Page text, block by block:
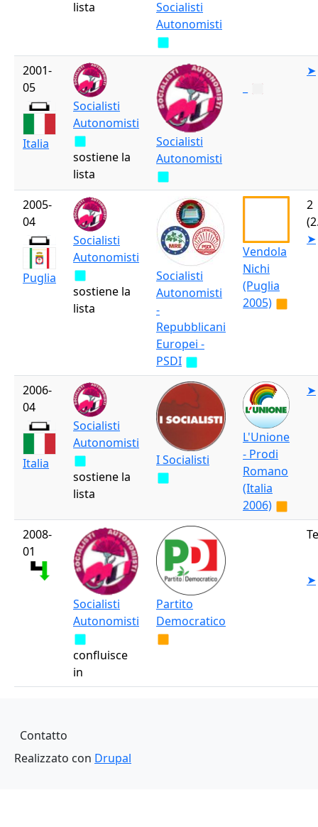
lista
Socialisti
Autonomisti
2001-
05
Italia
Socialisti
Autonomisti
sostiene la
lista
Socialisti
Autonomisti
➤
2005-
04
Puglia
Socialisti
Autonomisti
sostiene la
lista
Socialisti
Autonomisti
-
Repubblicani
Europei -
PSDI
Vendola
Nichi
(Puglia
2005)
2
➤
2006-
04
Italia
Socialisti
Autonomisti
sostiene la
lista
I Socialisti
L'Unione
- Prodi
Romano
(Italia
2006)
➤
2008-
01
Socialisti
Autonomisti
confluisce
in
Partito
Democratico
➤
Piè di pagina
Contatto
Realizzato con Drupal